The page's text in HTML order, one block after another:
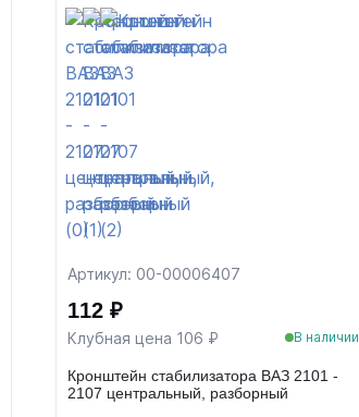
Артикул: 00-00006407
112 ₽
Клубная цена 106 ₽ В наличии
Кронштейн стабилизатора ВАЗ 2101 -
2107 центральный, разборный